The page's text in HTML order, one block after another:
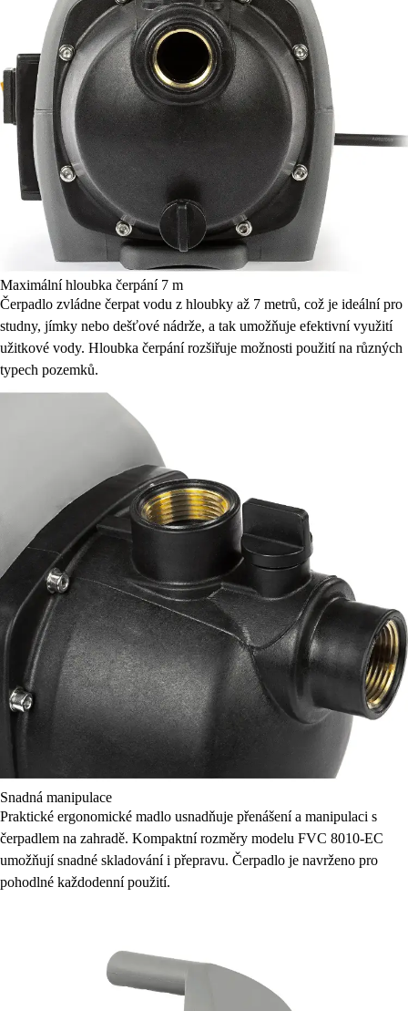
Maximální hloubka čerpání 7 m
Čerpadlo zvládne čerpat vodu z hloubky až 7 metrů, což je ideální pro
studny, jímky nebo dešťové nádrže, a tak umožňuje efektivní využití
užitkové vody. Hloubka čerpání rozšiřuje možnosti použití na různých
typech pozemků.
Snadná manipulace
Praktické ergonomické madlo usnadňuje přenášení a manipulaci s
čerpadlem na zahradě. Kompaktní rozměry modelu FVC 8010-EC
umožňují snadné skladování i přepravu. Čerpadlo je navrženo pro
pohodlné každodenní použití.